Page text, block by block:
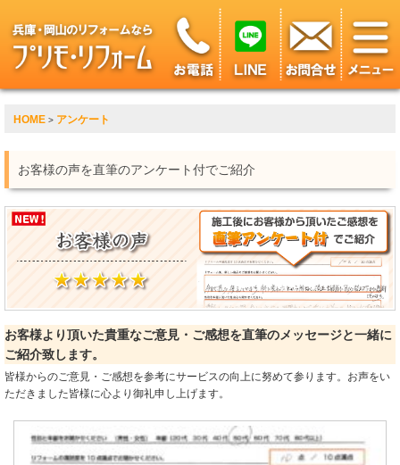
HOME > アンケート
お客様の声を直筆のアンケート付でご紹介
お客様より頂いた貴重なご意見・ご感想を直筆のメッセージと一緒に
ご紹介致します。
皆様からのご意見・ご感想を参考にサービスの向上に努めて参ります。お声をい
ただきました皆様に心より御礼申し上げます。